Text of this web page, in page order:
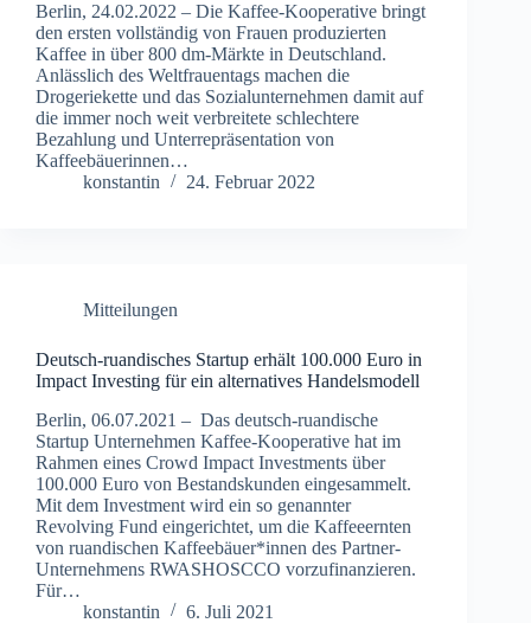
Berlin, 24.02.2022 – Die Kaffee-Kooperative bringt
den ersten vollständig von Frauen produzierten
Kaffee in über 800 dm-Märkte in Deutschland.
Anlässlich des Weltfrauentags machen die
Drogeriekette und das Sozialunternehmen damit auf
die immer noch weit verbreitete schlechtere
Bezahlung und Unterrepräsentation von
Kaffeebäuerinnen…
konstantin
24. Februar 2022
Mitteilungen
Deutsch-ruandisches Startup erhält 100.000 Euro in
Impact Investing für ein alternatives Handelsmodell
Berlin, 06.07.2021 – Das deutsch-ruandische
Startup Unternehmen Kaffee-Kooperative hat im
Rahmen eines Crowd Impact Investments über
100.000 Euro von Bestandskunden eingesammelt.
Mit dem Investment wird ein so genannter
Revolving Fund eingerichtet, um die Kaffeeernten
von ruandischen Kaffeebäuer*innen des Partner-
Unternehmens RWASHOSCCO vorzufinanzieren.
Für…
konstantin
6. Juli 2021